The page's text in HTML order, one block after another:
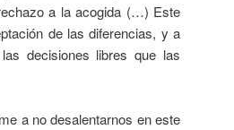
a la acogida (…) Este
de las diferencias, y a
decisiones libres que las
a no desalentarnos en este